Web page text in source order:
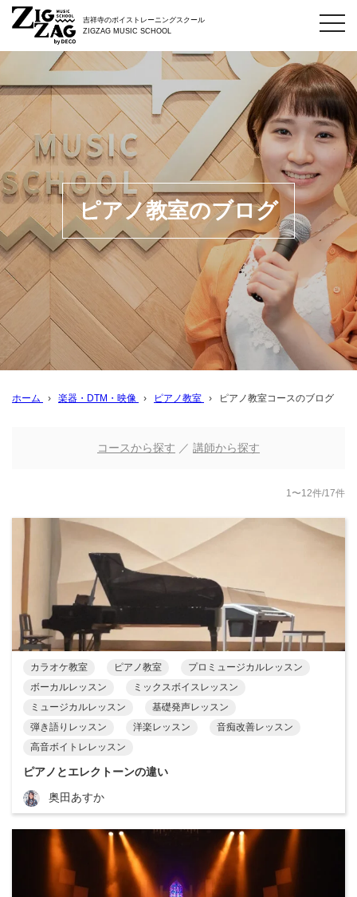
吉祥寺のボイストレーニングスクール
ZIGZAG MUSIC SCHOOL
ピアノ教室のブログ
ホーム › 楽器・DTM・映像 › ピアノ教室 › ピアノ教室コースのブログ
コースから探す ／ 講師から探す
1〜12件/17件
カラオケ教室 ピアノ教室
プロミュージカルレッスン
ボーカルレッスン
ミックスボイスレッスン
ミュージカルレッスン
基礎発声レッスン
弾き語りレッスン
洋楽レッスン
音痴改善レッスン
高音ボイトレレッスン
ピアノとエレクトーンの違い
奥田あすか